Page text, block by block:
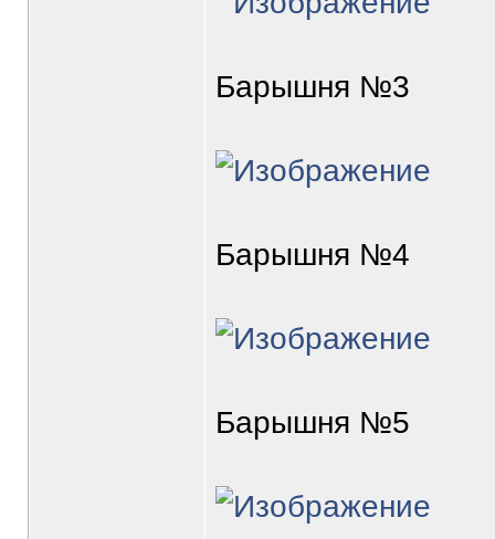
Барышня №3
Барышня №4
Барышня №5